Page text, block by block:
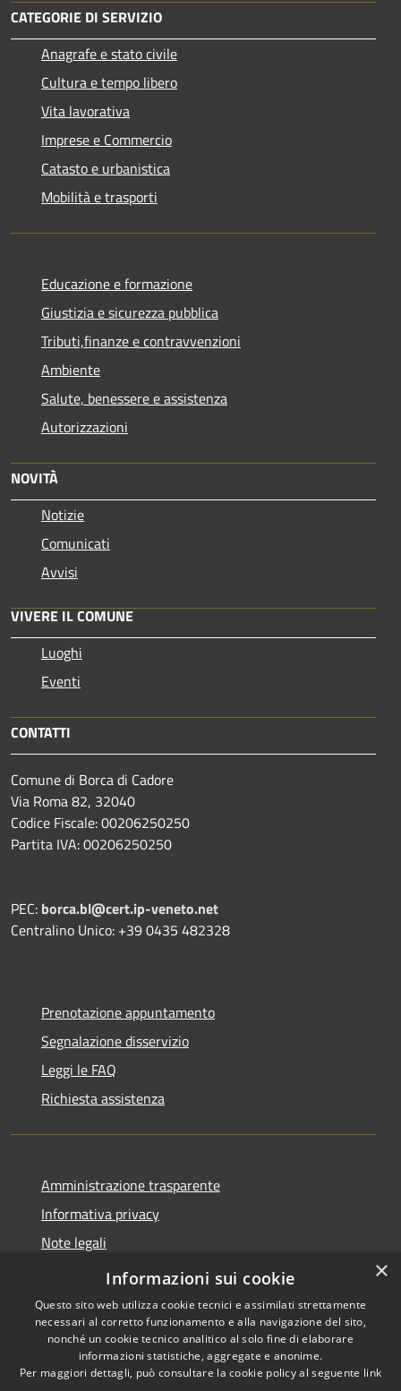
CATEGORIE DI SERVIZIO
Anagrafe e stato civile
Cultura e tempo libero
Vita lavorativa
Imprese e Commercio
Catasto e urbanistica
Mobilità e trasporti
Educazione e formazione
Giustizia e sicurezza pubblica
Tributi,finanze e contravvenzioni
Ambiente
Salute, benessere e assistenza
Autorizzazioni
NOVITÀ
Notizie
Comunicati
Avvisi
VIVERE IL COMUNE
Luoghi
Eventi
CONTATTI
Comune di Borca di Cadore
Via Roma 82, 32040
Codice Fiscale: 00206250250
Partita IVA: 00206250250
PEC: borca.bl@cert.ip-veneto.net
Centralino Unico: +39 0435 482328
Prenotazione appuntamento
Segnalazione disservizio
Leggi le FAQ
Richiesta assistenza
Amministrazione trasparente
Informativa privacy
Note legali
Dichiarazione di accessibilità
Accessibilità
Copyright © 2026 • Comune di
Borca di Cadore • Powered by
×
Informazioni sui cookie
Questo sito web utilizza cookie tecnici e assimilati strettamente
necessari al corretto funzionamento e alla navigazione del sito,
nonché un cookie tecnico analitico al solo fine di elaborare
informazioni statistiche, aggregate e anonime.
Per maggiori dettagli, può consultare la cookie policy al seguente link